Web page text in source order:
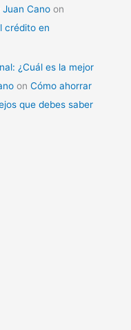
Juan Cano on
crédito en
¿Cuál es la mejor
onCómo ahorrar
que debes saber